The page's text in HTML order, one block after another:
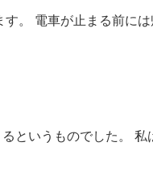
。 電車が止まる前に
いうものでした。